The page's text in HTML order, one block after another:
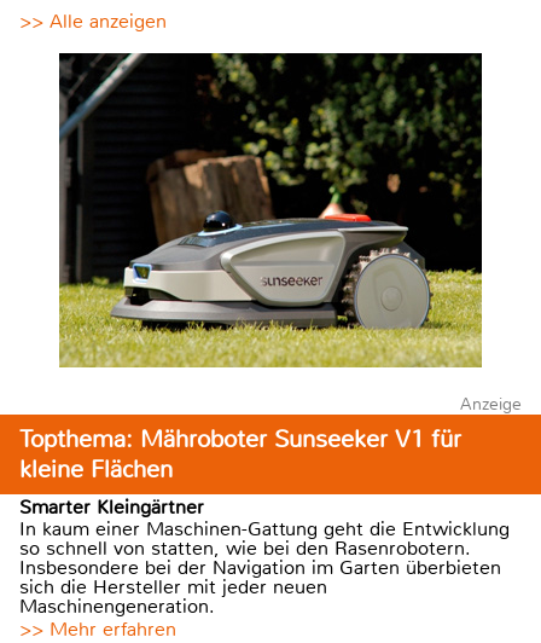
>> Alle anzeigen
Anzeige
Topthema: Mähroboter Sunseeker V1 für
kleine Flächen
Smarter Kleingärtner
In kaum einer Maschinen-Gattung geht die Entwicklung
so schnell von statten, wie bei den Rasenrobotern.
Insbesondere bei der Navigation im Garten überbieten
sich die Hersteller mit jeder neuen
Maschinengeneration.
>> Mehr erfahren